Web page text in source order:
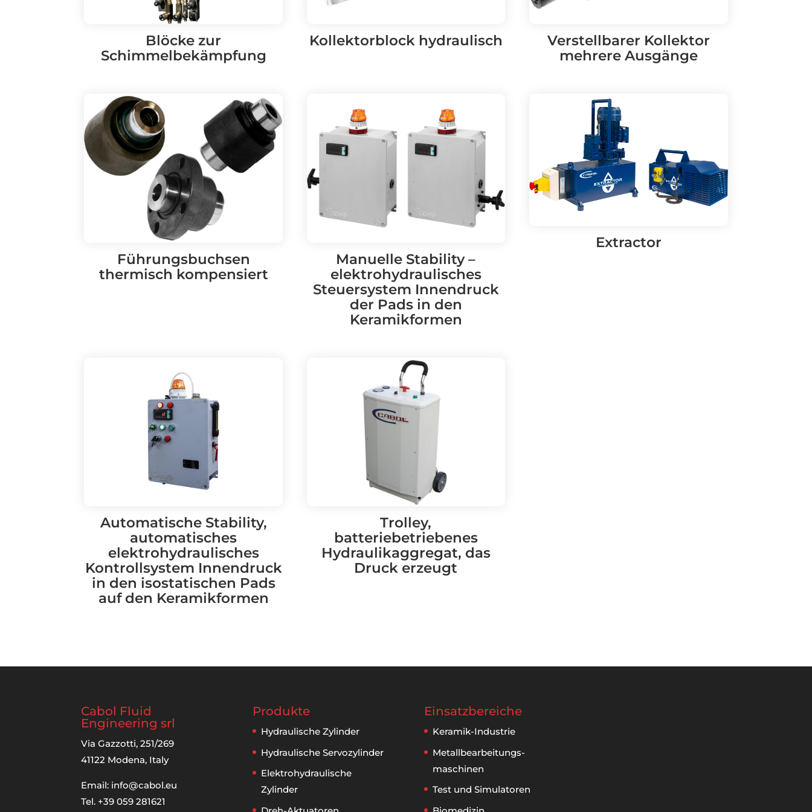
Blöcke zur
Schimmelbekämpfung
Kollektorblock hydraulisch
Verstellbarer Kollektor
mehrere Ausgänge
Führungsbuchsen
thermisch kompensiert
Manuelle Stability –
elektrohydraulisches
Steuersystem Innendruck
der Pads in den
Keramikformen
Extractor
Automatische Stability,
automatisches
elektrohydraulisches
Kontrollsystem Innendruck
in den isostatischen Pads
auf den Keramikformen
Trolley,
batteriebetriebenes
Hydraulikaggregat, das
Druck erzeugt
Cabol Fluid
Engineering srl
Via Gazzotti, 251/269
41122 Modena, Italy
Email: info@cabol.eu
Tel. +39 059 281621
Produkte
Hydraulische Zylinder
Hydraulische Servozylinder
Elektrohydraulische
Zylinder
Einsatzbereiche
Keramik-Industrie
Metallbear­beitungs­
maschinen
Test und Simulatoren